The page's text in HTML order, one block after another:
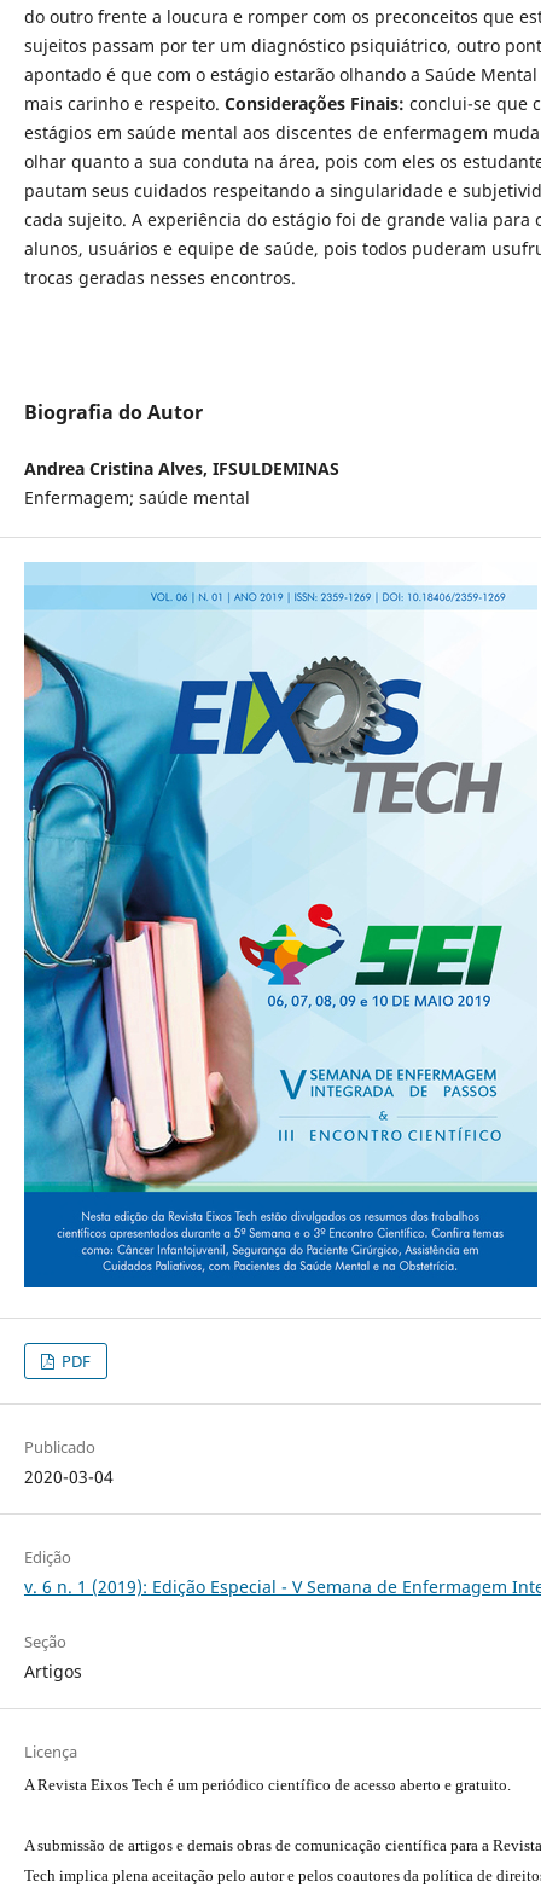
do outro frente a loucura e romper com os preconceitos que
sujeitos passam por ter um diagnóstico psiquiátrico, outro
apontado é que com o estágio estarão olhando a Saúde Mental
mais carinho e respeito. Considerações Finais: conclui-se que
estágios em saúde mental aos discentes de enfermagem
olhar quanto a sua conduta na área, pois com eles os
pautam seus cuidados respeitando a singularidade e
cada sujeito. A experiência do estágio foi de grande valia para
alunos, usuários e equipe de saúde, pois todos puderam
trocas geradas nesses encontros.
Biografia do Autor
Andrea Cristina Alves, IFSULDEMINAS
Enfermagem; saúde mental
PDF
Publicado
2020-03-04
Edição
v. 6 n. 1 (2019): Edição Especial - V Semana de Enfermagem
Seção
Artigos
Licença
A Revista Eixos Tech é um periódico científico de acesso aberto e gratuito.
A submissão de artigos e demais obras de comunicação científica para a
Tech implica plena aceitação pelo autor e pelos coautores da política de